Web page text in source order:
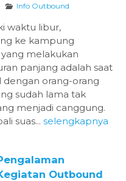
Info Outbound
waktu libur,
ke kampung
yang melakukan
panjang adalah saat
orang-orang
sudah lama tak
menjadi canggung.
suas... selengkapnya
Outbound